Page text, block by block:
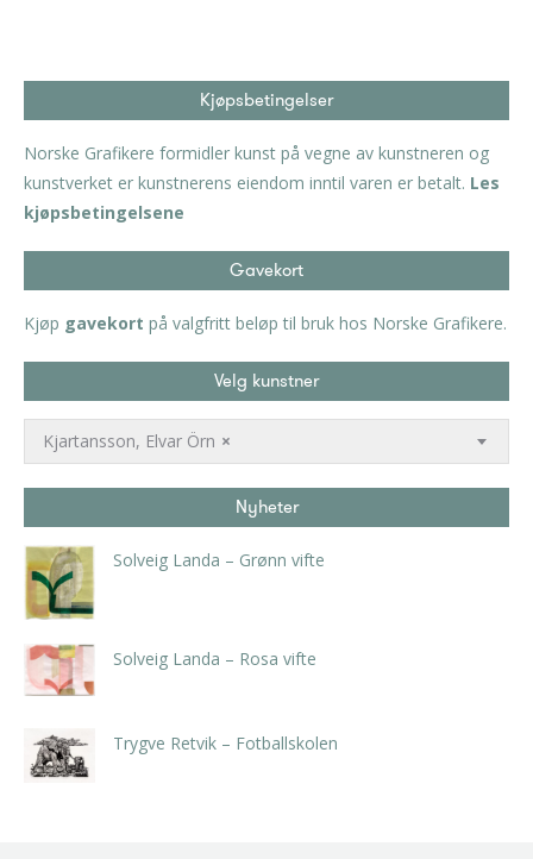
Kjøpsbetingelser
Norske Grafikere formidler kunst på vegne av kunstneren og
kunstverket er kunstnerens eiendom inntil varen er betalt. Les
kjøpsbetingelsene
Gavekort
Kjøp gavekort på valgfritt beløp til bruk hos Norske Grafikere.
Velg kunstner
×
Kjartansson, Elvar Örn
Nyheter
Solveig Landa – Grønn vifte
Solveig Landa – Rosa vifte
Trygve Retvik – Fotballskolen